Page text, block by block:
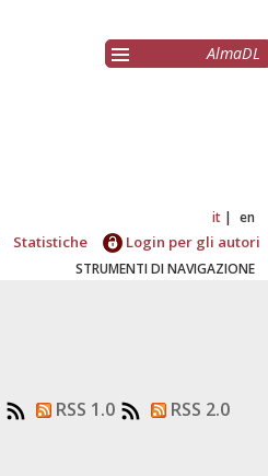
AlmaDL
it en
Statistiche Login per gli autori
STRUMENTI DI NAVIGAZIONE
RSS 1.0 RSS 2.0